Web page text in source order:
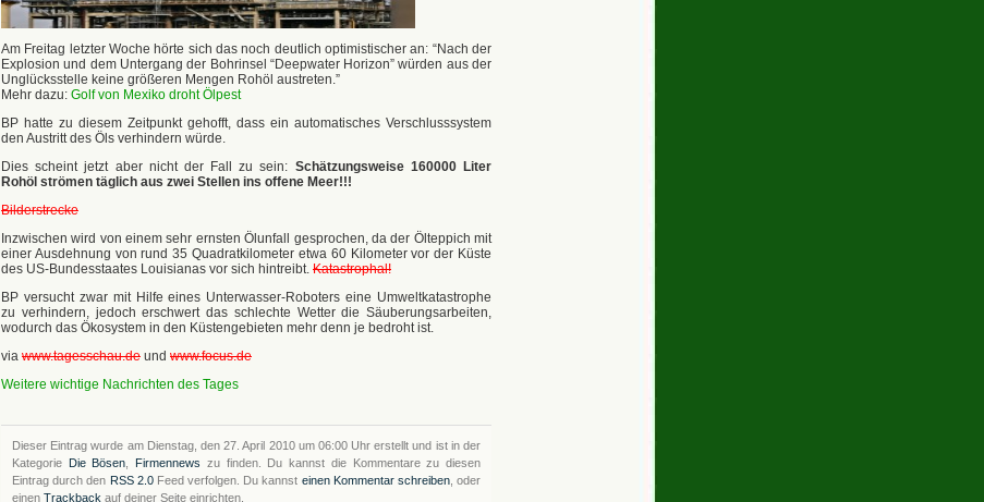
Am Freitag letzter Woche hörte sich das noch deutlich optimistischer an: “Nach der
Explosion und dem Untergang der Bohrinsel “Deepwater Horizon” würden aus der
Unglücksstelle keine größeren Mengen Rohöl austreten.”
Mehr dazu: Golf von Mexiko droht Ölpest
BP hatte zu diesem Zeitpunkt gehofft, dass ein automatisches Verschlusssystem
den Austritt des Öls verhindern würde.
Dies scheint jetzt aber nicht der Fall zu sein: Schätzungsweise 160000 Liter
Rohöl strömen täglich aus zwei Stellen ins offene Meer!!!
Bilderstrecke
Inzwischen wird von einem sehr ernsten Ölunfall gesprochen, da der Ölteppich mit
einer Ausdehnung von rund 35 Quadratkilometer etwa 60 Kilometer vor der Küste
des US-Bundesstaates Louisianas vor sich hintreibt. Katastrophal!
BP versucht zwar mit Hilfe eines Unterwasser-Roboters eine Umweltkatastrophe
zu verhindern, jedoch erschwert das schlechte Wetter die Säuberungsarbeiten,
wodurch das Ökosystem in den Küstengebieten mehr denn je bedroht ist.
via www.tagesschau.de und www.focus.de
Weitere wichtige Nachrichten des Tages
Dieser Eintrag wurde am Dienstag, den 27. April 2010 um 06:00 Uhr erstellt und ist in der
Kategorie Die Bösen ,Firmennews zu finden. Du kannst die Kommentare zu diesen
Eintrag durch den RSS 2.0Feed verfolgen. Du kannst einen Kommentar schreiben, oder
einen Trackback auf deiner Seite einrichten.